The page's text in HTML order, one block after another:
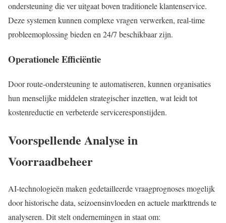
ondersteuning die ver uitgaat boven traditionele klantenservice.
Deze systemen kunnen complexe vragen verwerken, real-time
probleemoplossing bieden en 24/7 beschikbaar zijn.
Operationele Efficiëntie
Door route-ondersteuning te automatiseren, kunnen organisaties
hun menselijke middelen strategischer inzetten, wat leidt tot
kostenreductie en verbeterde serviceresponstijden.
Voorspellende Analyse in
Voorraadbeheer
AI-technologieën maken gedetailleerde vraagprognoses mogelijk
door historische data, seizoensinvloeden en actuele markttrends te
analyseren. Dit stelt ondernemingen in staat om: